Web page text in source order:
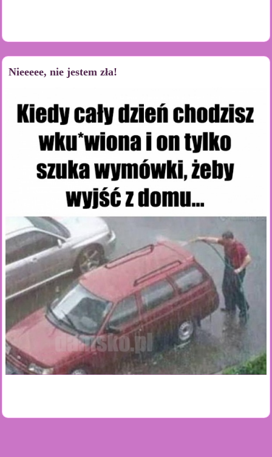
Nieeeee, nie jestem zła!